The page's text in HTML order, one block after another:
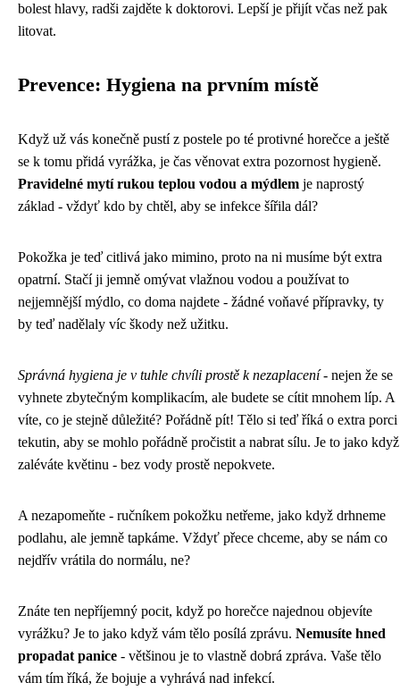
bolest hlavy, radši zajděte k doktorovi. Lepší je přijít včas než pak
litovat.
Prevence: Hygiena na prvním místě
Když už vás konečně pustí z postele po té protivné horečce a ještě
se k tomu přidá vyrážka, je čas věnovat extra pozornost hygieně.
Pravidelné mytí rukou teplou vodou a mýdlem je naprostý
základ - vždyť kdo by chtěl, aby se infekce šířila dál?
Pokožka je teď citlivá jako mimino, proto na ni musíme být extra
opatrní. Stačí ji jemně omývat vlažnou vodou a používat to
nejjemnější mýdlo, co doma najdete - žádné voňavé přípravky, ty
by teď nadělaly víc škody než užitku.
Správná hygiena je v tuhle chvíli prostě k nezaplacení- nejen že se
vyhnete zbytečným komplikacím, ale budete se cítit mnohem líp. A
víte, co je stejně důležité? Pořádně pít! Tělo si teď říká o extra porci
tekutin, aby se mohlo pořádně pročistit a nabrat sílu. Je to jako když
zaléváte květinu - bez vody prostě nepokvete.
A nezapomeňte - ručníkem pokožku netřeme, jako když drhneme
podlahu, ale jemně tapkáme. Vždyť přece chceme, aby se nám co
nejdřív vrátila do normálu, ne?
Znáte ten nepříjemný pocit, když po horečce najednou objevíte
vyrážku? Je to jako když vám tělo posílá zprávu. Nemusíte hned
propadat panice - většinou je to vlastně dobrá zpráva. Vaše tělo
vám tím říká, že bojuje a vyhrává nad infekcí.